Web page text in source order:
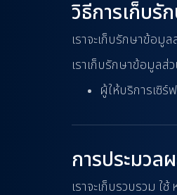
วิธีการเก็บรั
เราจะเก็บรักษาข้อ
เราเก็บรักษาข้อมูล
ผู้ให้บริการเซิร์
การประมว
เราจะเก็บรวบรวม